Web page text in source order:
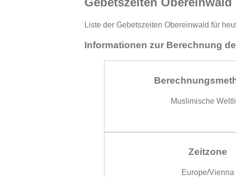
Liste der Gebetszeiten Obereinwald für
Informationen zur Berechnung
Muslimische
Zeitzone
Europe/Vienna